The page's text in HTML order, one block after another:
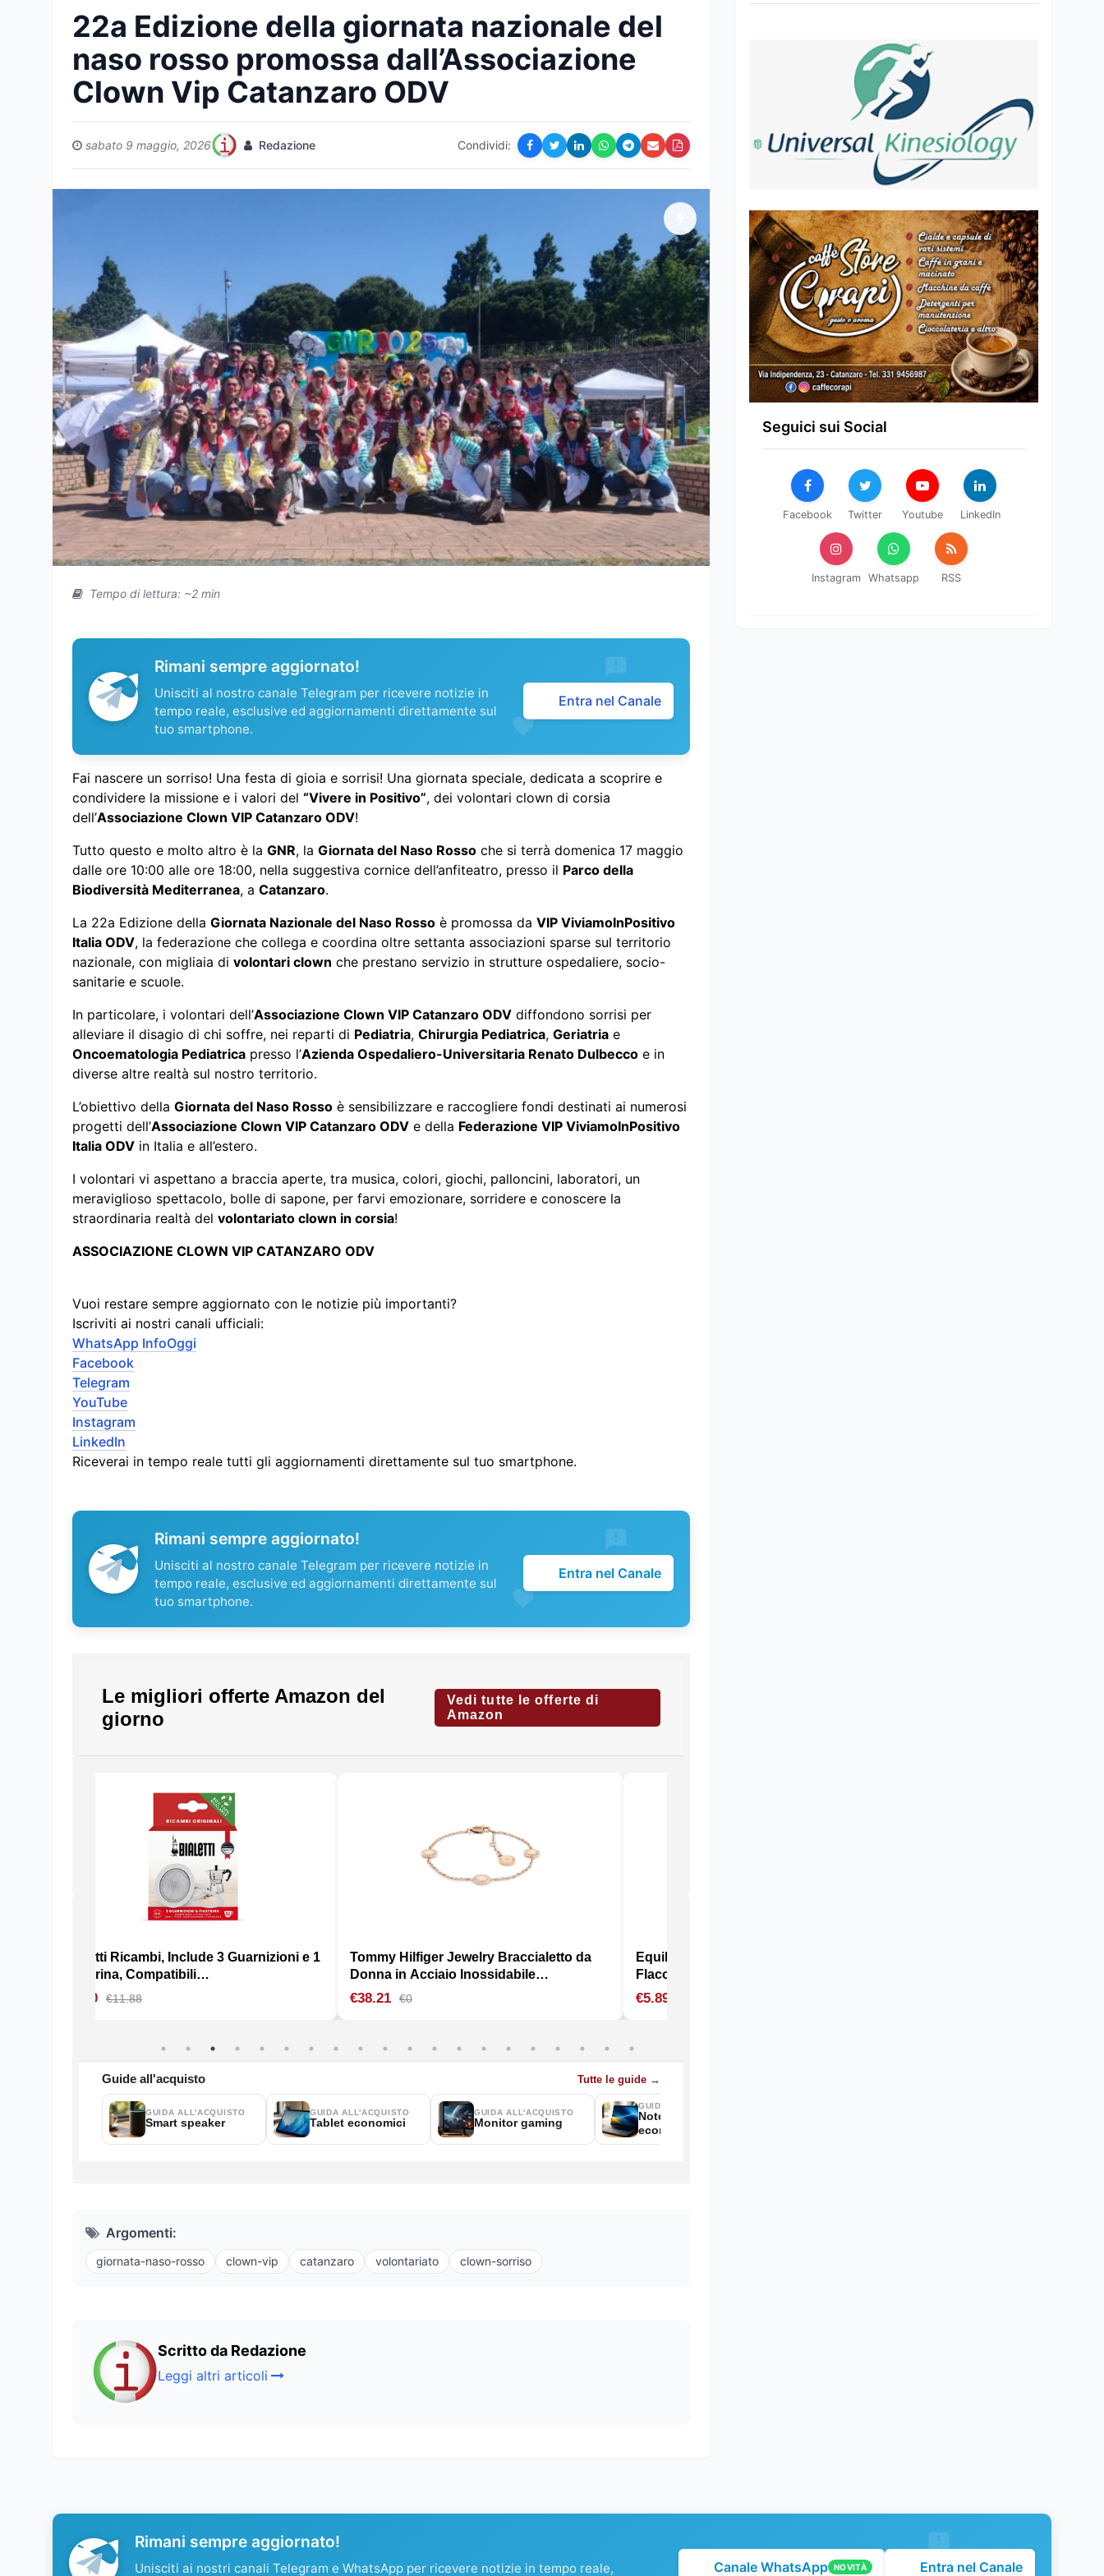
22a Edizione della giornata nazionale del
naso rosso promossa dall’Associazione
Clown Vip Catanzaro ODV
sabato 9 maggio, 2026 Redazione Condividi:
Tempo di lettura: ~2 min
Rimani sempre aggiornato!
Unisciti al nostro canale Telegram per ricevere notizie in
tempo reale, esclusive ed aggiornamenti direttamente sul
tuo smartphone.
Entra nel Canale
Fai nascere un sorriso! Una festa di gioia e sorrisi! Una giornata speciale, dedicata a scoprire e
condividere la missione e i valori del “Vivere in Positivo”, dei volontari clown di corsia
dell’Associazione Clown VIP Catanzaro ODV!
Tutto questo e molto altro è la GNR, la Giornata del Naso Rosso che si terrà domenica 17 maggio
dalle ore 10:00 alle ore 18:00, nella suggestiva cornice dell’anfiteatro, presso il Parco della
Biodiversità Mediterranea, a Catanzaro.
La 22a Edizione della Giornata Nazionale del Naso Rosso è promossa da VIP ViviamoInPositivo
Italia ODV, la federazione che collega e coordina oltre settanta associazioni sparse sul territorio
nazionale, con migliaia di volontari clown che prestano servizio in strutture ospedaliere, socio-
sanitarie e scuole.
In particolare, i volontari dell’Associazione Clown VIP Catanzaro ODV diffondono sorrisi per
alleviare il disagio di chi soffre, nei reparti di Pediatria, Chirurgia Pediatrica, Geriatria e
Oncoematologia Pediatrica presso l’Azienda Ospedaliero-Universitaria Renato Dulbecco e in
diverse altre realtà sul nostro territorio.
L’obiettivo della Giornata del Naso Rosso è sensibilizzare e raccogliere fondi destinati ai numerosi
progetti dell’Associazione Clown VIP Catanzaro ODV e della Federazione VIP ViviamoInPositivo
Italia ODV in Italia e all’estero.
I volontari vi aspettano a braccia aperte, tra musica, colori, giochi, palloncini, laboratori, un
meraviglioso spettacolo, bolle di sapone, per farvi emozionare, sorridere e conoscere la
straordinaria realtà del volontariato clown in corsia!
ASSOCIAZIONE CLOWN VIP CATANZARO ODV
Vuoi restare sempre aggiornato con le notizie più importanti?
Iscriviti ai nostri canali ufficiali:
WhatsApp InfoOggi
Facebook
Telegram
YouTube
Instagram
LinkedIn
Riceverai in tempo reale tutti gli aggiornamenti direttamente sul tuo smartphone.
Rimani sempre aggiornato!
Unisciti al nostro canale Telegram per ricevere notizie in
tempo reale, esclusive ed aggiornamenti direttamente sul
tuo smartphone.
Entra nel Canale
Argomenti:
giornata-naso-rosso clown-vip catanzaro volontariato clown-sorriso
Scritto da Redazione
Leggi altri articoli
Seguici sui Social
Facebook Twitter Youtube LinkedIn
Instagram Whatsapp RSS
Rimani sempre aggiornato!
Unisciti ai nostri canali Telegram e WhatsApp per ricevere notizie in tempo reale, Canale WhatsApp NOVITÀ Entra nel Canale